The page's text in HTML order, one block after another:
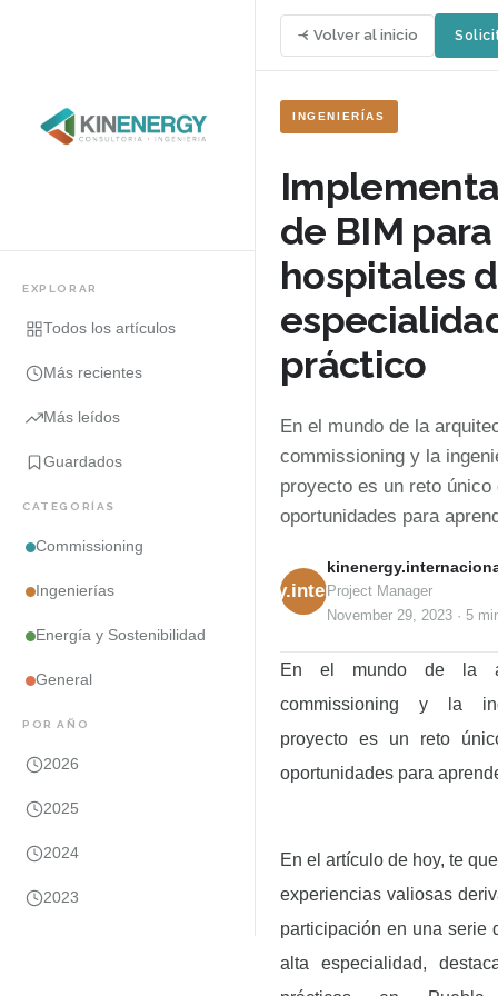
EXPLORAR
Todos los artículos
Más recientes
Más leídos
Guardados
CATEGORÍAS
Commissioning
Ingenierías
Energía y Sostenibilidad
General
POR AÑO
2026
2025
2024
2023
Volver al inicio
INGENIERÍAS
de BIM para
hospitales
práctico
En el mundo de la
commissioning y la
proyecto es un reto único
oportunidades para
kinenergy.internacional
Project Manager
November 29, 2023 · 5
En el mundo de la
commissioning y la
proyecto es un reto
oportunidades para
En el artículo de hoy, te
experiencias valiosas
participación en una serie
alta especialidad,